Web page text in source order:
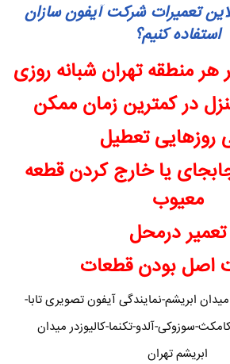
تعمیرات شرکت آیفون سازان
استفاده کنیم؟
هر منطقه تهران شبانه روزی
در کمترین زمان ممکن
روزهایی تعطیل
یا خارج کردن قطعه
معیوب
تعمیر درمحل
اصل بودن قطعات
ابریشم-نمایندگی آیفون تصویری تابا-
سوزوکی-آلدو-تکنما-کالیوزدر میدان
ابریشم تهران